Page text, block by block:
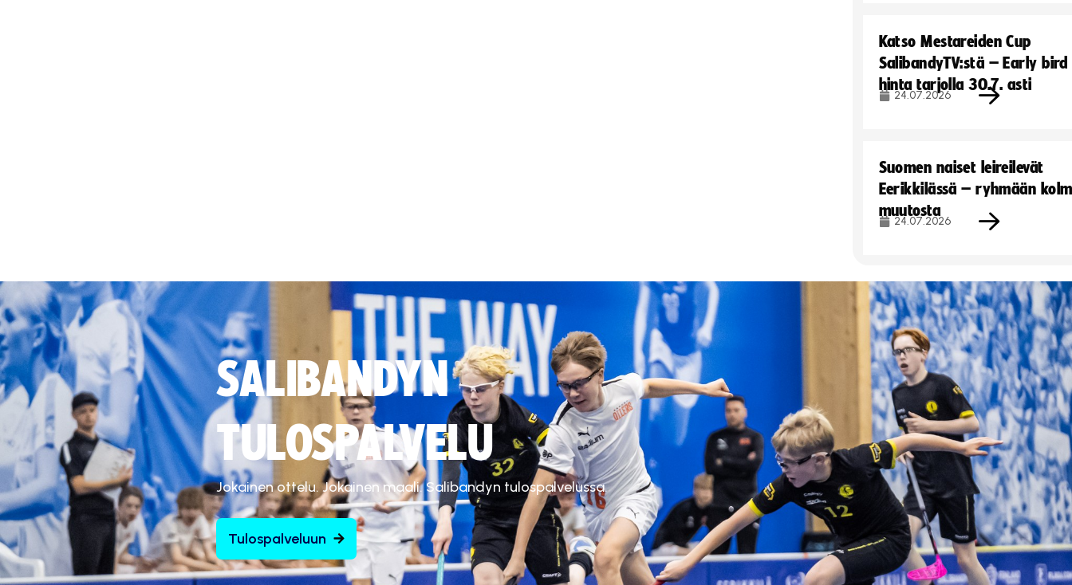
Katso Mestareiden Cup
SalibandyTV:stä – Early
hinta tarjolla 30.7. asti
24.07.2026
Suomen naiset leireilevät
Eerikkilässä – ryhmään
muutosta
24.07.2026
SALIBANDYN
TULOSPALVELU
Jokainen ottelu. Jokainen maali. Salibandyn tulospalvelussa.
Tulospalveluun